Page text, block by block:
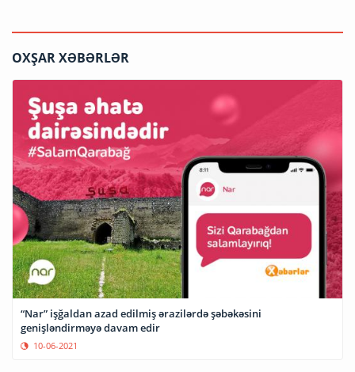
OXŞAR XƏBƏRLƏR
“Nar” işğaldan azad edilmiş ərazilərdə şəbəkəsini
genişləndirməyə davam edir
10-06-2021